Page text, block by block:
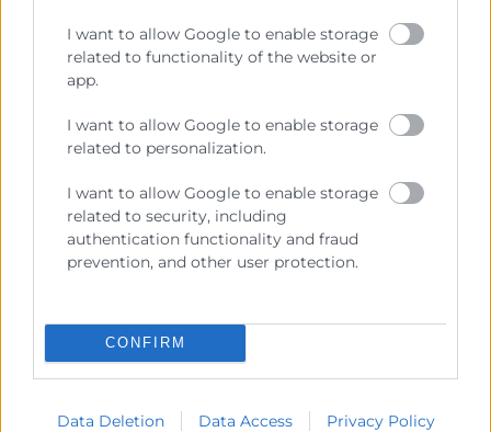
I want to allow Google to enable storage
related to functionality of the website or
app.
I want to allow Google to enable storage
related to personalization.
I want to allow Google to enable storage
related to security, including
authentication functionality and fraud
prevention, and other user protection.
CONFIRM
Data Deletion Data Access Privacy Policy
Nuevas oportunidades cada día. Cientos de
empresas utilizan nuestra web para dar a